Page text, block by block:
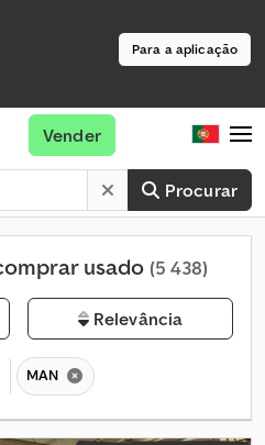
Para a aplicação
Procurar
Vender
usado (5 438)
Relevância
MAN